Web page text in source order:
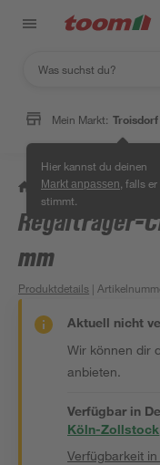
Mein Markt: Troisdorf
Hier kannst du deinen
Markt anpassen , falls
stimmt.
/ Wohnen & Haushalt
Regalträger-
mm
Produktdetails |
Aktuell nicht
Wir können dir
anbieten.
Verfügbar in
Köln-Zollstock
Verfügbarkeit